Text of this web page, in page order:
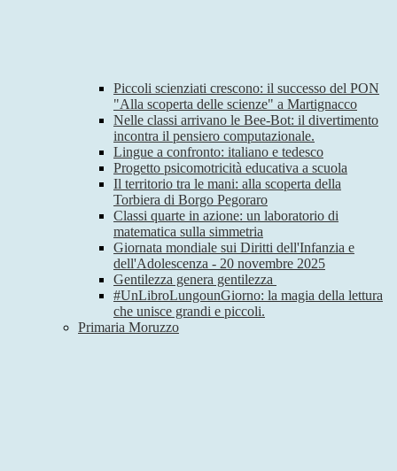
Piccoli scienziati crescono: il successo del PON
"Alla scoperta delle scienze" a Martignacco
Nelle classi arrivano le Bee-Bot: il divertimento
incontra il pensiero computazionale.
Lingue a confronto: italiano e tedesco
Progetto psicomotricità educativa a scuola
Il territorio tra le mani: alla scoperta della
Torbiera di Borgo Pegoraro
Classi quarte in azione: un laboratorio di
matematica sulla simmetria
Giornata mondiale sui Diritti dell'Infanzia e
dell'Adolescenza - 20 novembre 2025
Gentilezza genera gentilezza
#UnLibroLungounGiorno: la magia della lettura
che unisce grandi e piccoli.
Primaria Moruzzo